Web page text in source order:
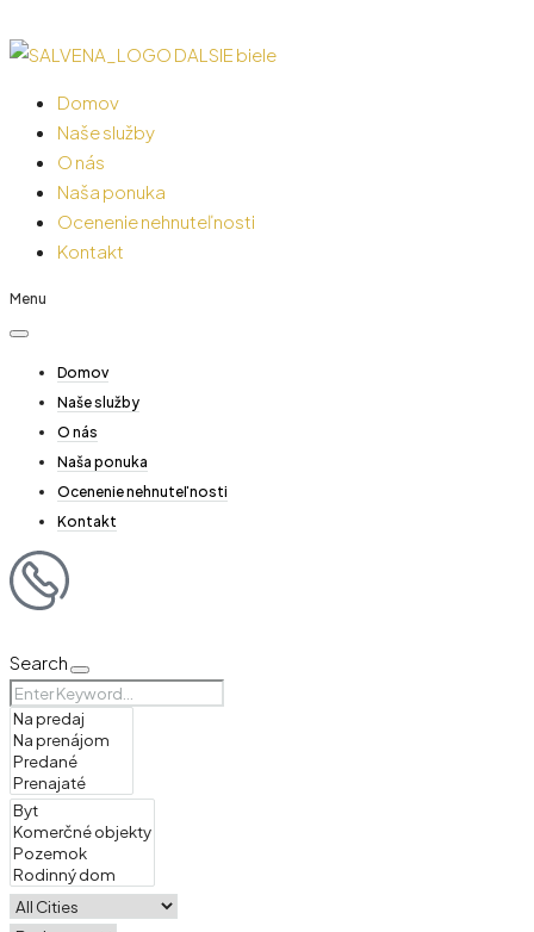
Domov
Naše služby
O nás
Naša ponuka
Ocenenie nehnuteľnosti
Kontakt
Menu
Domov
Naše služby
O nás
Naša ponuka
Ocenenie nehnuteľnosti
Kontakt
Search